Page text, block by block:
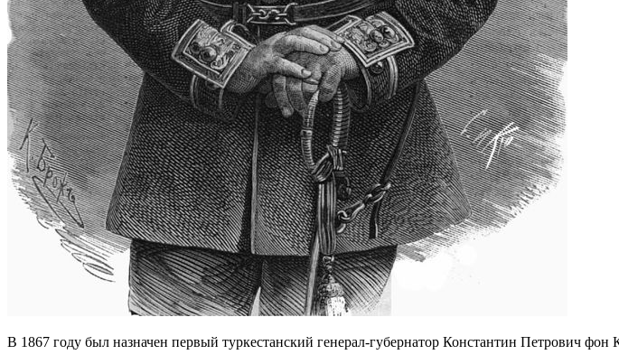
В 1867 году был назначен первый туркестанский генерал-губернатор Константин Петрович